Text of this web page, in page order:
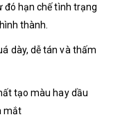
đó hạn chế tình trạng
thành.
dày, dễ tán và thấm
tạo màu hay dầu
mắt